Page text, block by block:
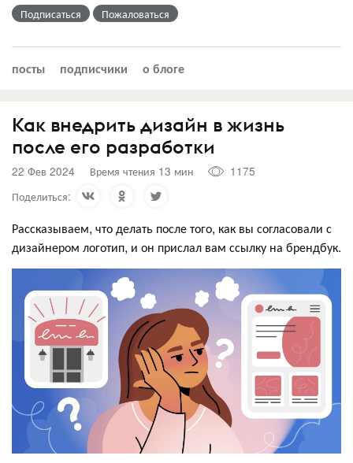
Подписаться Пожаловаться
посты подписчики о блоге
Как внедрить дизайн в жизнь
после его разработки
22 Фев 2024 Время чтения 13 мин
1175
Поделиться:
Рассказываем, что делать после того, как вы согласовали с
дизайнером логотип, и он прислал вам ссылку на брендбук.